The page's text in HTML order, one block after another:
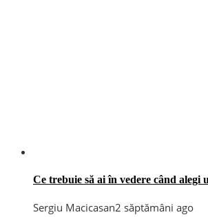
Ce trebuie să ai în vedere când
Sergiu Macicasan2 săptămâni ago